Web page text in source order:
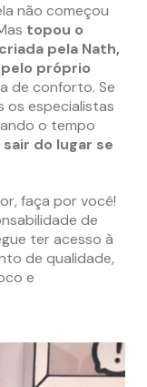
não começou
topou o
pela Nath,
próprio
de conforto. Se
os especialistas
o tempo
do lugar se
faça por você!
de
ter acesso à
de qualidade,
e